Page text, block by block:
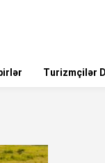
Turizmçilər